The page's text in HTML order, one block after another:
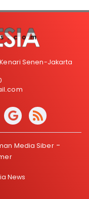
Senen-Jakarta
Media Siber
News